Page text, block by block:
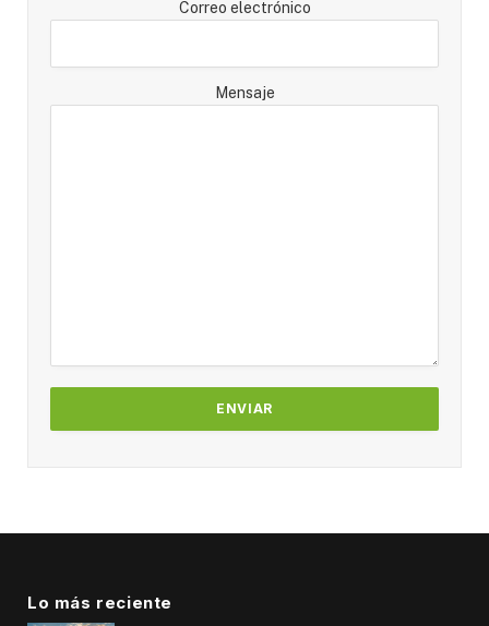
Correo electrónico
Mensaje
Lo más reciente